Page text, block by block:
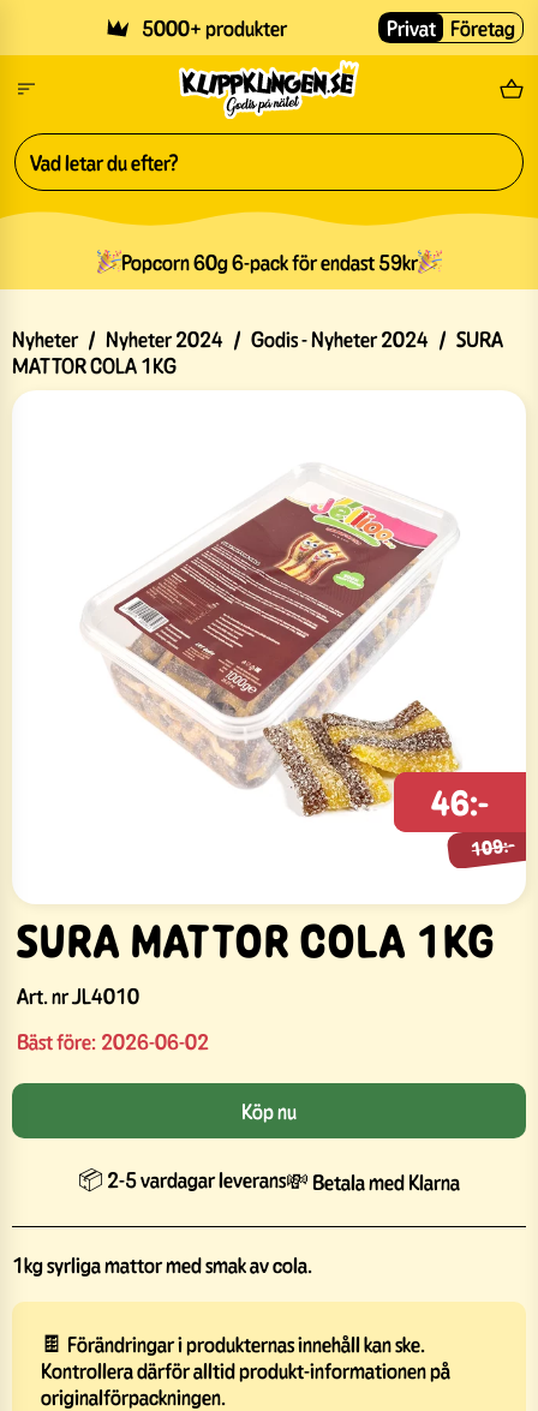
5000+ produkter Fri
Privat Företag
Popcorn 60g 6-pack för endast 59kr
Nyheter / Nyheter 2024 / Godis - Nyheter 2024 / SURA
MATTOR COLA 1KG
SURA MATTOR COLA 1KG
Art. nrJL4010
Bäst före: 2026-06-02
46:-
109:-
109:-
Köp nu
📦 2-5 vardagar leverans💸 Betala med Klarna
1kg syrliga mattor med smak av cola.
🍫 Förändringar i produkternas innehåll kan ske.
Kontrollera därför alltid produkt-informationen på
originalförpackningen.